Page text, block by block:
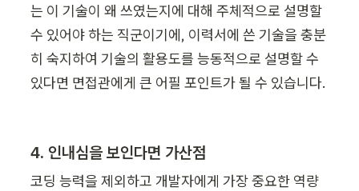
는 이 기술이 왜 쓰였는지에 대해 주체적으로 설명할
수 있어야 하는 직군이기에, 이력서에 쓴 기술을 충분
히 숙지하여 기술의 활용도를 능동적으로 설명할 수
있다면 면접관에게 큰 어필 포인트가 될 수 있습니다.
4. 인내심을 보인다면 가산점
코딩 능력을 제외하고 개발자에게 가장 중요한 역량